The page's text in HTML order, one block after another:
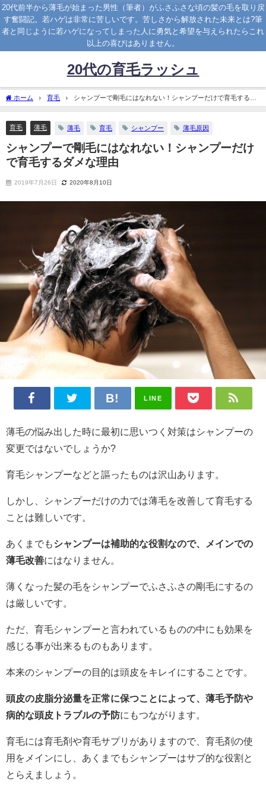
20代前半から薄毛が始まった男性（筆者）がふさふさな頃の髪の毛を取り戻
す奮闘記。若ハゲは非常に苦しいです。苦しさから解放された未来とは?筆
者と同じように若ハゲになってしまった人に勇気と希望を与えられたらこれ
以上の喜びはありません。
20代の育毛ラッシュ
ホーム 育毛
シャンプーで剛毛にはなれない！シャンプーだけで育毛するダ
メな理由
育毛 薄毛 薄毛 育毛 シャンプー 薄毛原因
シャンプーで剛毛にはなれない！シャンプーだけ
で育毛するダメな理由
2019年7月26日 2020年8月10日
LINE
薄毛の悩み出した時に最初に思いつく対策はシャンプーの
変更ではないでしょうか?
育毛シャンプーなどと謳ったものは沢山あります。
しかし、シャンプーだけの力では薄毛を改善して育毛する
ことは難しいです。
あくまでもシャンプーは補助的な役割なので、メインでの
薄毛改善にはなりません。
薄くなった髪の毛をシャンプーでふさふさの剛毛にするの
は厳しいです。
ただ、育毛シャンプーと言われているものの中にも効果を
感じる事が出来るものもあります。
本来のシャンプーの目的は頭皮をキレイにすることです。
頭皮の皮脂分泌量を正常に保つことによって、薄毛予防や
病的な頭皮トラブルの予防にもつながります。
育毛には育毛剤や育毛サプリがありますので、育毛剤の使
用をメインにし、あくまでもシャンプーはサブ的な役割と
とらえましょう。